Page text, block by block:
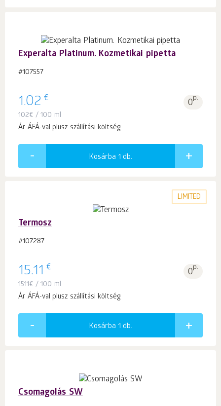
Experalta Platinum. Kozmetikai pipetta
#107557
1.02 € 0p.
102€ / 100 ml
Ár ÁFÁ-val plusz szállítási költség
Kosárba 1 db.
LIMITED
Termosz
#107287
15.11 € 0p.
1511€ / 100 ml
Ár ÁFÁ-val plusz szállítási költség
Kosárba 1 db.
Csomagolás SW